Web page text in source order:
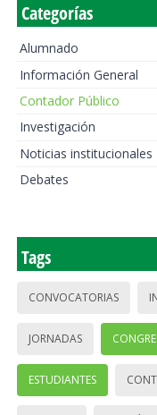
Categorías
Alumnado
Información General
Contador Público
Investigación
Noticias institucionales
Debates
Tags
CONVOCATORIAS
JORNADAS
ESTUDIANTES